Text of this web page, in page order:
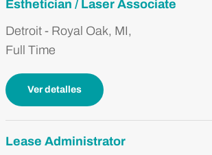
Esthetician / Laser Associate
Detroit - Royal Oak, MI,
Full Time
Ver detalles
Lease Administrator